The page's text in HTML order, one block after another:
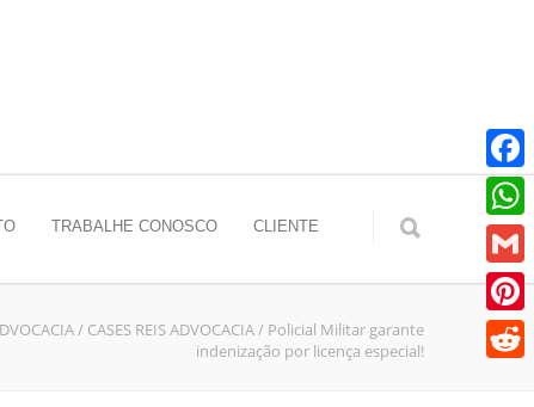
TRABALHE CONOSCO CLIENTE
/ CASES REIS ADVOCACIA/ Policial Militar garante
indenização por licença especial!
Gmail